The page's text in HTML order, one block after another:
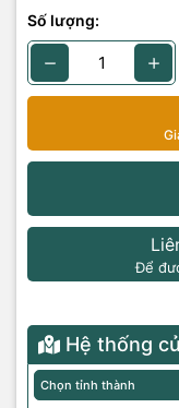
Số lượng:
Để
Hệ thống